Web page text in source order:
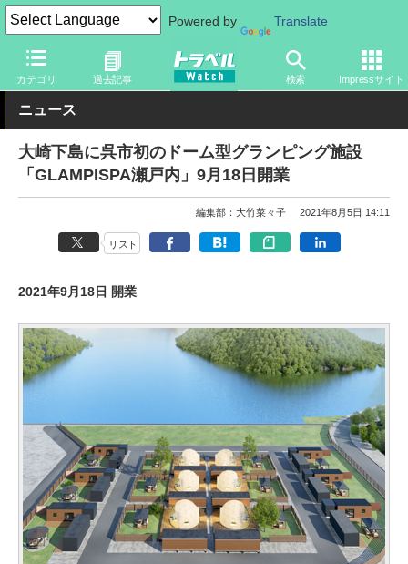
Powered by Translate
カテゴリ 過去記事 検索 Impressサイト
トラベル Watch 地域 国内旅行 中国
ニュース
大崎下島に呉市初のドーム型グランピング施設
「GLAMPISPA瀬戸内」9月18日開業
編集部：大竹菜々子 2021年8月5日 14:11
リスト
2021年9月18日 開業